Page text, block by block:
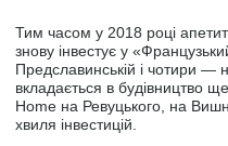
Тим часом у 2018 році
знову інвестує у
Предславинській і чотири
вкладається в будівництво
Home на Ревуцького, на
хвиля інвестицій.